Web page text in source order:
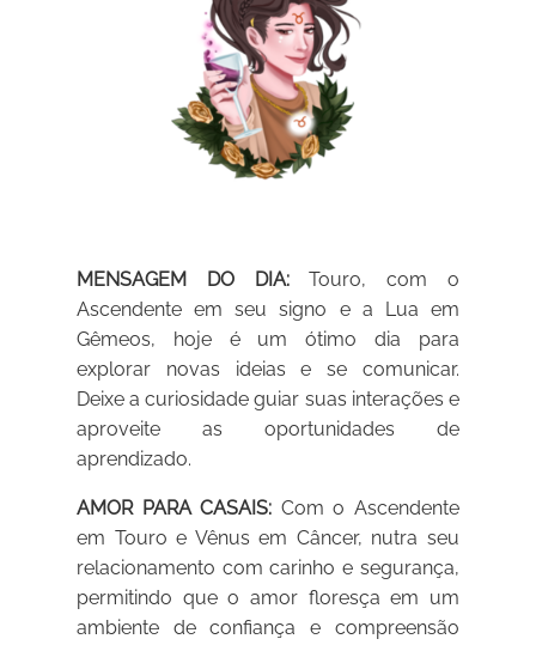
MENSAGEM DO DIA:Touro, com o
Ascendente em seu signo e a Lua em
Gêmeos, hoje é um ótimo dia para
explorar novas ideias e se comunicar.
Deixe a curiosidade guiar suas interações e
aproveite as oportunidades de
aprendizado.
AMOR PARA CASAIS: Com o Ascendente
em Touro e Vênus em Câncer, nutra seu
relacionamento com carinho e segurança,
permitindo que o amor floresça em um
ambiente de confiança e compreensão